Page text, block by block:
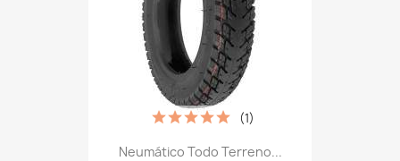
Neumático Todo Terreno...
(1)